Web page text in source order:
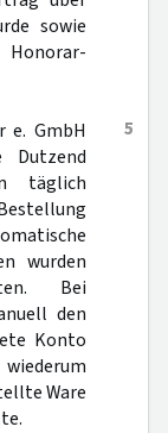
sowie
5
e. GmbH
täglich
wurden
Bei
den
Konto
Ware